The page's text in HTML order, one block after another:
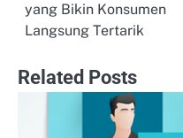
yang Bikin Konsumen
Langsung Tertarik
Related Posts